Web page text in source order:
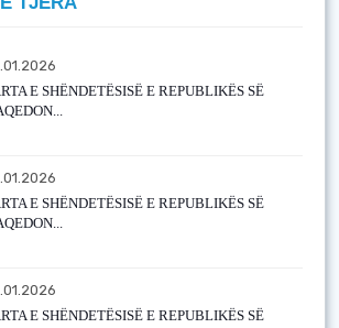
E SHËNDETËSISË E REPUBLIKËS SË
E SHËNDETËSISË E REPUBLIKËS SË
E SHËNDETËSISË E REPUBLIKËS SË